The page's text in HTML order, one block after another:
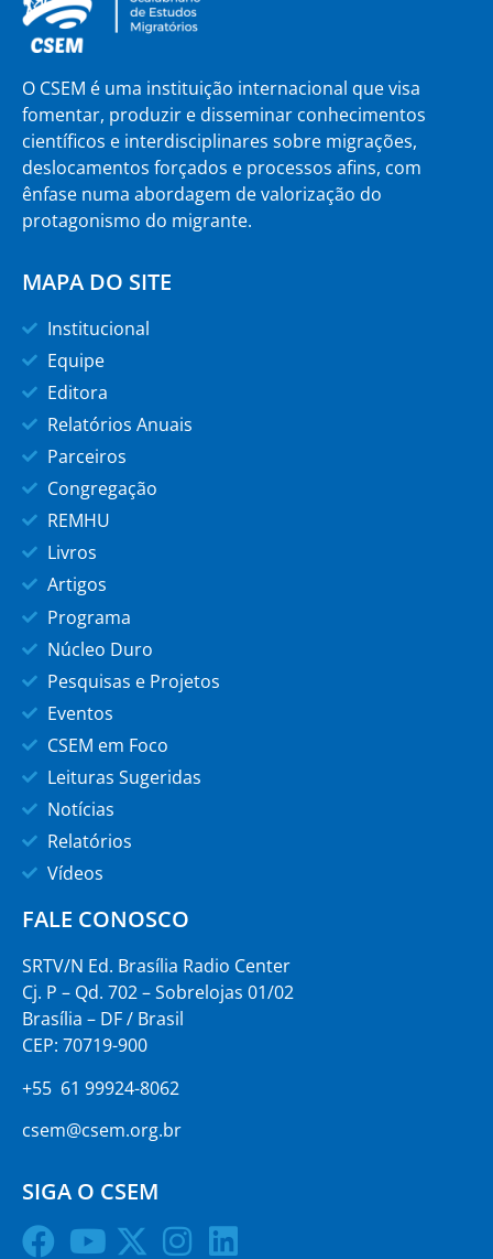
O CSEM é uma instituição internacional que visa
fomentar, produzir e disseminar conhecimentos
científicos e interdisciplinares sobre migrações,
deslocamentos forçados e processos afins, com
ênfase numa abordagem de valorização do
protagonismo do migrante.
MAPA DO SITE
Institucional
Equipe
Editora
Relatórios Anuais
Parceiros
Congregação
REMHU
Livros
Artigos
Programa
Núcleo Duro
Pesquisas e Projetos
Eventos
CSEM em Foco
Leituras Sugeridas
Notícias
Relatórios
Vídeos
FALE CONOSCO
SRTV/N Ed. Brasília Radio Center
Cj. P – Qd. 702 – Sobrelojas 01/02
Brasília – DF / Brasil
CEP: 70719-900
+55 61 99924-8062
csem@csem.org.br
SIGA O CSEM